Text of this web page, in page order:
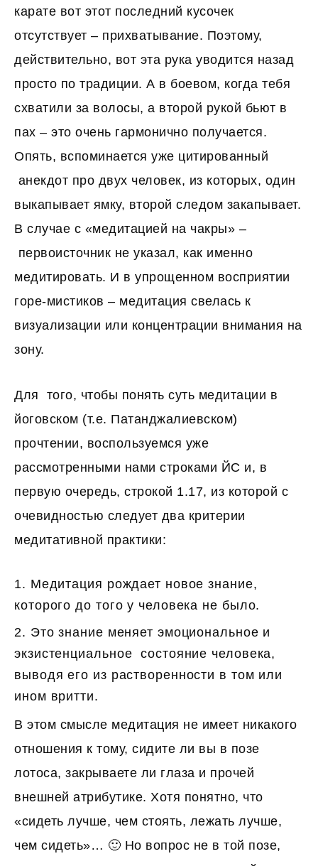
карате вот этот последний кусочек
отсутствует – прихватывание. Поэтому,
действительно, вот эта рука уводится назад
просто по традиции. А в боевом, когда тебя
схватили за волосы, а второй рукой бьют в
пах – это очень гармонично получается.
Опять, вспоминается уже цитированный
анекдот про двух человек, из которых, один
выкапывает ямку, второй следом закапывает.
В случае с «медитацией на чакры» –
первоисточник не указал, как именно
медитировать. И в упрощенном восприятии
горе-мистиков – медитация свелась к
визуализации или концентрации внимания на
зону.
Для того, чтобы понять суть медитации в
йоговском (т.е. Патанджалиевском)
прочтении, воспользуемся уже
рассмотренными нами строками ЙС и, в
первую очередь, строкой 1.17, из которой с
очевидностью следует два критерии
медитативной практики:
1. Медитация рождает новое знание,
которого до того у человека не было.
2. Это знание меняет эмоциональное и
экзистенциальное состояние человека,
выводя его из растворенности в том или
ином вритти.
В этом смысле медитация не имеет никакого
отношения к тому, сидите ли вы в позе
лотоса, закрываете ли глаза и прочей
внешней атрибутике. Хотя понятно, что
«сидеть лучше, чем стоять, лежать лучше,
чем сидеть»… 🙂 Но вопрос не в той позе,